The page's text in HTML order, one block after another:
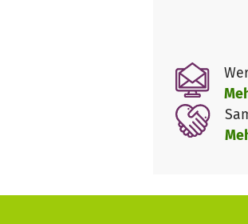
Für die
Schulträger
1. Für eine
% der
oder durch